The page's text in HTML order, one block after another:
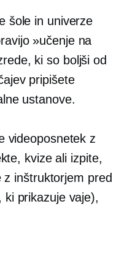
šole in univerze
»učenje na
ki so boljši od
pripišete
ustanove.
videoposnetek z
kvize ali izpite,
inštruktorjem pred
ki prikazuje vaje),